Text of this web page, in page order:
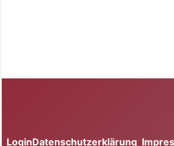
LoginDatenschutzerklärung